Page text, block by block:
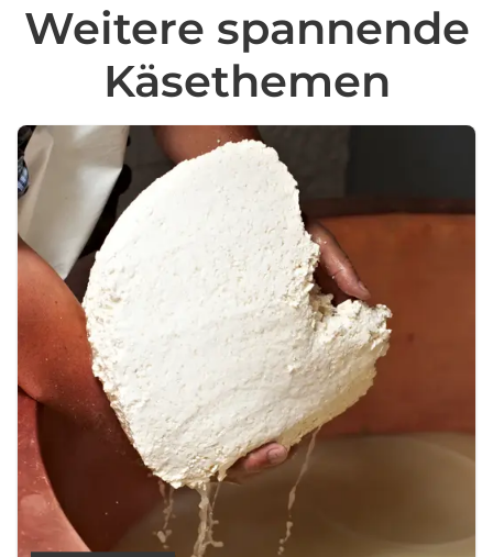
Weitere spannende
Käsethemen